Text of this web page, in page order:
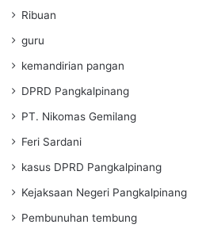
Ribuan
guru
kemandirian pangan
DPRD Pangkalpinang
PT. Nikomas Gemilang
Feri Sardani
kasus DPRD Pangkalpinang
Kejaksaan Negeri Pangkalpinang
Pembunuhan tembung